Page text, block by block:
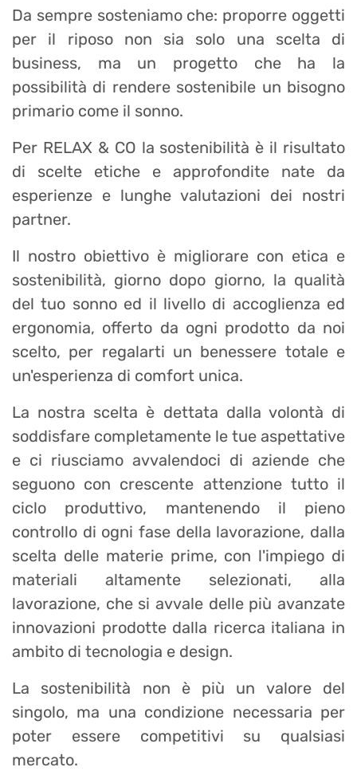
Da sempre sosteniamo che: proporre oggetti
per il riposo non sia solo una scelta di
business, ma un progetto che ha la
possibilità di rendere sostenibile un bisogno
primario come il sonno.
Per RELAX & CO la sostenibilità è il risultato
di scelte etiche e approfondite nate da
esperienze e lunghe valutazioni dei nostri
partner.
Il nostro obiettivo è migliorare con etica e
sostenibilità, giorno dopo giorno, la qualità
del tuo sonno ed il livello di accoglienza ed
ergonomia, offerto da ogni prodotto da noi
scelto, per regalarti un benessere totale e
un'esperienza di comfort unica.
La nostra scelta è dettata dalla volontà di
soddisfare completamente le tue aspettative
e ci riusciamo avvalendoci di aziende che
seguono con crescente attenzione tutto il
ciclo produttivo, mantenendo il pieno
controllo di ogni fase della lavorazione, dalla
scelta delle materie prime, con l'impiego di
materiali altamente selezionati, alla
lavorazione, che si avvale delle più avanzate
innovazioni prodotte dalla ricerca italiana in
ambito di tecnologia e design.
La sostenibilità non è più un valore del
singolo, ma una condizione necessaria per
poter essere competitivi su qualsiasi
mercato.